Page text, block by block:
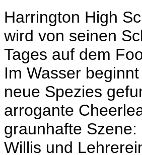
Harrington High
wird von seinen
Tages auf dem
Im Wasser
neue Spezies
arrogante
graunhafte
Willis und